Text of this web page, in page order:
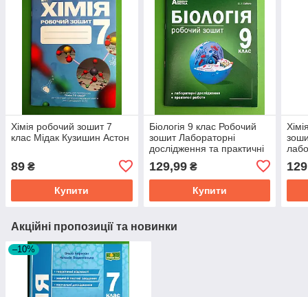
Хімія робочий зошит 7
клас Мідак Кузишин Астон
89 ₴
Купити
Біологія 9 клас Робочий
зошит Лабораторні
дослідження та практичні
129,99₴
Купити
129
Акційні пропозиції та новинки
–10%